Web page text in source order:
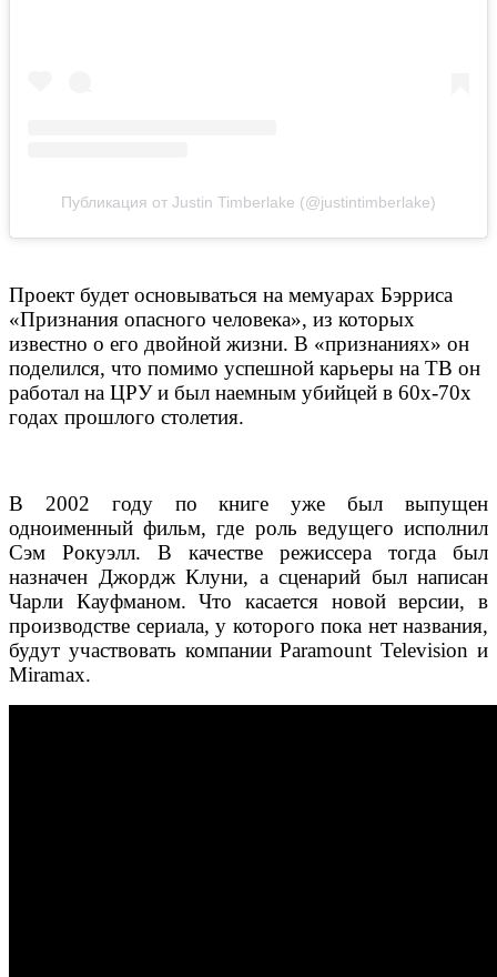
Публикация от Justin Timberlake (@justintimberlake)
Проект будет основываться на мемуарах Бэрриса
«Признания опасного человека», из которых
известно о его двойной жизни. В «признаниях» он
поделился, что помимо успешной карьеры на ТВ он
работал на ЦРУ и был наемным убийцей в 60х-70х
годах прошлого столетия.
В 2002 году по книге уже был выпущен
одноименный фильм, где роль ведущего исполнил
Сэм Рокуэлл. В качестве режиссера тогда был
назначен Джордж Клуни, а сценарий был написан
Чарли Кауфманом. Что касается новой версии, в
производстве сериала, у которого пока нет названия,
будут участвовать компании Paramount Television и
Miramax.